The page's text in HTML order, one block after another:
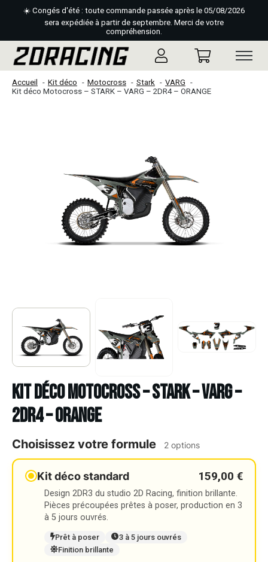
☀️ Congés d'été : toute commande passée après le 05/08/2026
sera expédiée à partir de septembre. Merci de votre
compréhension.
Accueil Kit déco Motocross Stark
VARG
Kit déco Motocross – STARK – VARG – 2DR4 – ORANGE
Kit déco Motocross – STARK – VARG –
2DR4 – ORANGE
Choisissez votre formule 2 options
Kit déco standard 159,00 €
Design 2DR3 du studio 2D Racing, finition brillante.
Pièces précoupées prêtes à poser, production en 3
à 5 jours ouvrés.
Prêt à poser
3 à 5 jours ouvrés
Finition brillante